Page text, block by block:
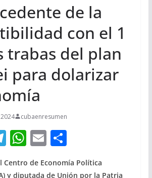
de la
con el 1
trabas del plan
para dolarizar
cubaenresumen
T
e
W
h
at
E
ai
C
o
m
Centro de Economía Política
y diputada de Unión por la Patria